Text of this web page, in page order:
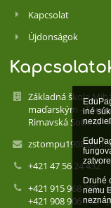
iné
Druhé
nemu
Kapcsolat
Újdonságok
Základná škola
maďarským -
Rimavská Sobota -
+421 47 56 24 432
+421 915 968 785 -
+421 908 906 145 -